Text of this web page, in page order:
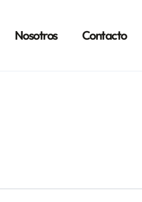
Nosotros Contacto